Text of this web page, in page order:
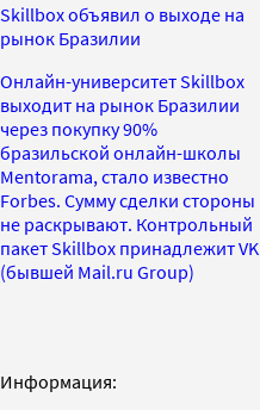
Skillbox объявил о выходе на
рынок Бразилии
Онлайн-университет Skillbox
выходит на рынок Бразилии
через покупку 90%
бразильской онлайн-школы
Mentorama, стало известно
Forbes. Сумму сделки стороны
не раскрывают. Контрольный
пакет Skillbox принадлежит VK
(бывшей Mail.ru Group)
Информация: